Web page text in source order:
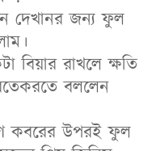
দেখানর জন্য ফুল
বিয়ার রাখলে ক্ষতি
বললেন
কবরের উপরই ফুল